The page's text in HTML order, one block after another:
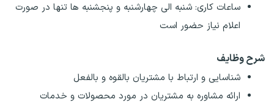
ساعات کاری: شنبه الی چهارشنبه و پنجشنبه ها تنها در صورت
اعلام نیاز حضور است
شرح وظایف
شناسایی و ارتباط با مشتریان بالقوه و بالفعل
ارائه مشاوره به مشتریان در مورد محصولات و خدمات